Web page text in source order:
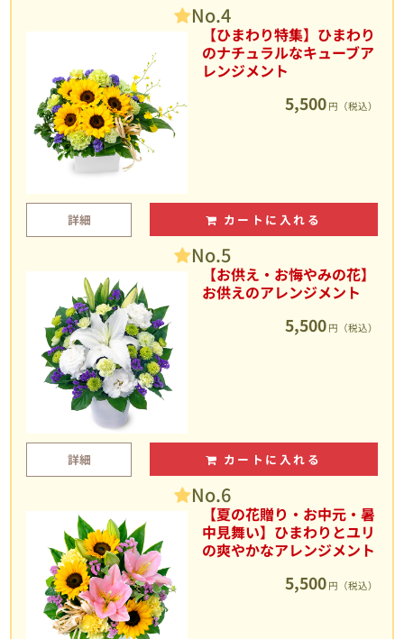
No.4
【ひまわり特集】ひまわり
のナチュラルなキューブア
レンジメント
5,500 円（税込）
詳細 カートに入れる
No.5
【お供え・お悔やみの花】
お供えのアレンジメント
5,500 円（税込）
詳細 カートに入れる
No.6
【夏の花贈り・お中元・暑
中見舞い】ひまわりとユリ
の爽やかなアレンジメント
5,500 円（税込）